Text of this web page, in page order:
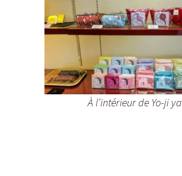
À l’intérieur de Yo-ji ya